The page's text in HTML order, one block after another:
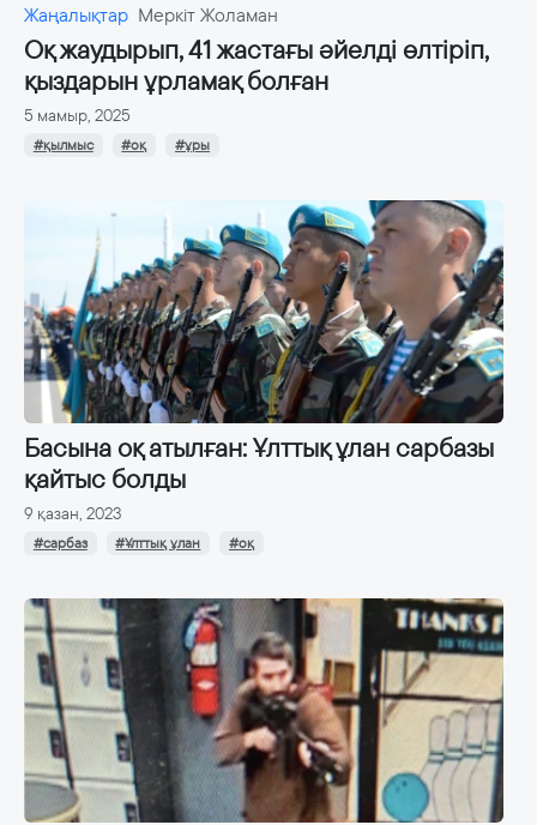
Жаңалықтар Меркіт Жоламан
Оқ жаудырып, 41 жастағы әйелді өлтіріп,
қыздарын ұрламақ болған
5 мамыр, 2025
#қылмыс #оқ #ұры
Басына оқ атылған: Ұлттық ұлан сарбазы
қайтыс болды
9 қазан, 2023
#сарбаз #Ұлттық ұлан #оқ